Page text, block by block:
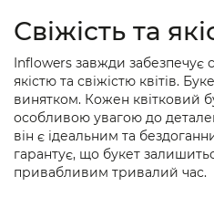
Свіжість та
Inflowers завжди забезпечує
якістю та свіжістю квітів.
винятком. Кожен квітковий
особливою увагою до
він є ідеальним та
гарантує, що букет
привабливим тривалий час.